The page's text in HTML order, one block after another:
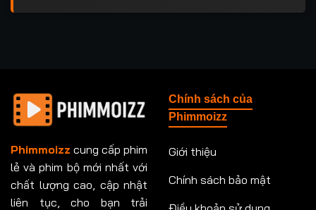
Phimmoizz cung cấp phim
lẻ và phim bộ mới nhất với
chất lượng cao, cập nhật
liên tục, cho bạn trải
Chính sách của
Phimmoizz
Giới thiệu
Chính sách bảo mật